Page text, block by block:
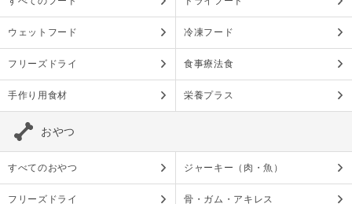
ウェットフード 冷凍フード
フリーズドライ 食事療法食
手作り用食材 栄養プラス
おやつ
すべてのおやつ ジャーキー（肉・魚）
フリーズドライ 骨・ガム・アキレス